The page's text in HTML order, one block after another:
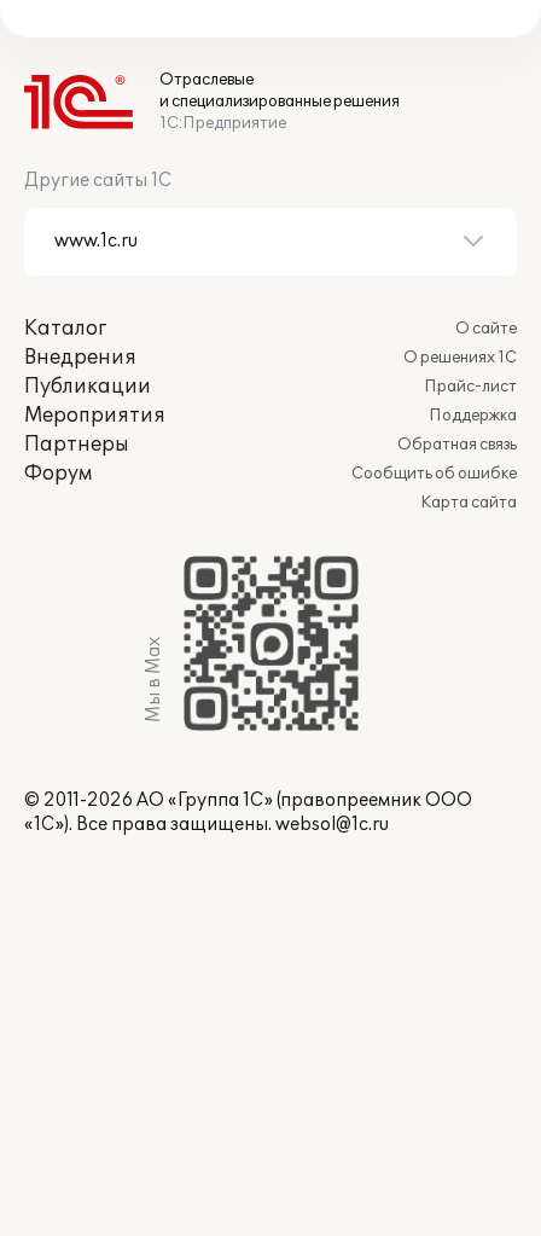
Отраслевые
и специализированные решения
1С:Предприятие
Другие сайты 1С
Каталог
Внедрения
Публикации
Мероприятия
Партнеры
Форум
О сайте
О решениях 1С
Прайс-лист
Поддержка
Обратная связь
Сообщить об ошибке
Карта сайта
Мы в Max
© 2011-2026 АО «Группа 1С» (правопреемник ООО
«1С»). Все права защищены. websol@1c.ru